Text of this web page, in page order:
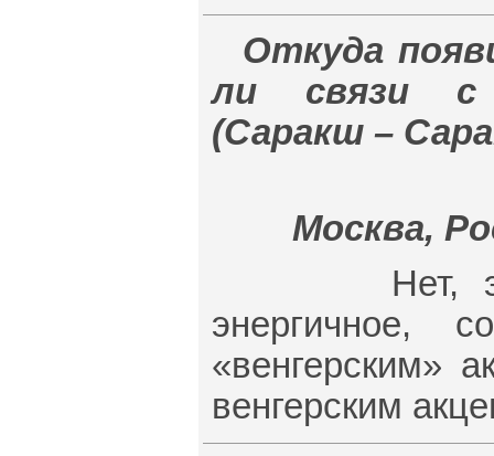
Откуда
ли связи с
(Саракш –
Москва,
Нет, это
энергичное,
«венгерским»
венгерским